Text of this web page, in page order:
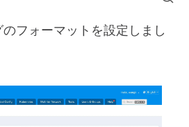
フォーマットを設定しまし